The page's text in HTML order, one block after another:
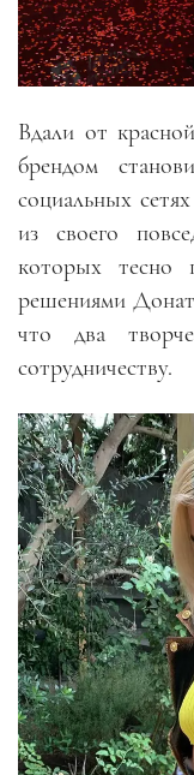
Вдали от
брендом
социальных
из своего
которых тесно
решениями
что два
сотрудничеству.